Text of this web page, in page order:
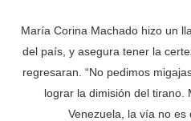
María Corina Machado hizo un
del país, y asegura tener la
regresaran. “No pedimos
lograr la dimisión del tirano.
Venezuela, la vía no